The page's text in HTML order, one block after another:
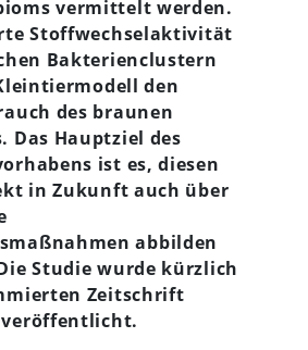
vermittelt werden.
Stoffwechselaktivität
Bakterienclustern
den
des braunen
Das Hauptziel des
ist es, diesen
in Zukunft auch über
abbilden
Studie wurde kürzlich
Zeitschrift